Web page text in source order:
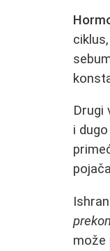
Drugi
i
može